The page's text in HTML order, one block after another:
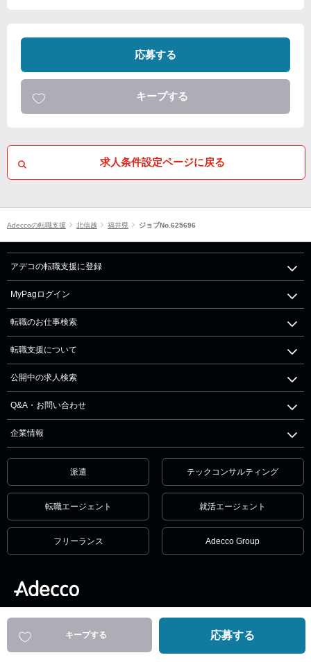
応募する
キープする
応募する
キープする
求人条件設定ページに戻る
Adeccoの転職支援 北信越 福井県 ジョブNo.625696
アデコの転職支援に登録
MyPagログイン
転職のお仕事検索
転職支援について
公開中の求人検索
Q&A・お問い合わせ
企業情報
派遣 テックコンサルティング
転職エージェント 就活エージェント
フリーランス Adecco Group